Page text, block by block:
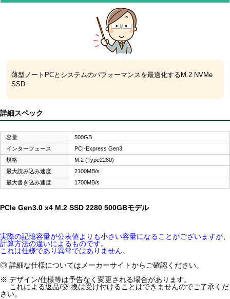
薄型ノートPCとシステムのパフォーマンスを最適化するM.2 NVMe
SSD
詳細スペック
容量
500GB
インターフェース
PCI-Express Gen3
規格
M.2 (Type2280)
最大読み込み速度
2100MB/s
最大書き込み速度
1700MB/s
PCIe Gen3.0 x4 M.2 SSD 2280 500GBモデル
実際の記憶容量が公表値よりも小さい容量になることがございますが、
計算方法の違いによるものです。
これは仕様であり異常ではありません。
◎ 詳細な仕様についてはメーカーサイトからご確認ください。
※ デザイン/仕様等は予告なく変更される場合があります。
これによる返品/交 換は受け付けることはできませんのでご了承くだ
さい。